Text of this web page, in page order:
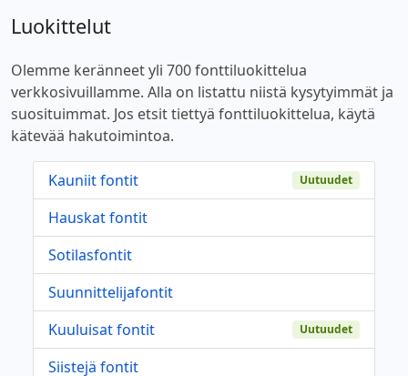
Luokittelut
Olemme keränneet yli 700 fonttiluokittelua
verkkosivuillamme. Alla on listattu niistä kysytyimmät ja
suosituimmat. Jos etsit tiettyä fonttiluokittelua, käytä
kätevää hakutoimintoa.
Kauniit fontit Uutuudet
Hauskat fontit
Sotilasfontit
Suunnittelijafontit
Kuuluisat fontit
Uutuudet
Siistejä fontit